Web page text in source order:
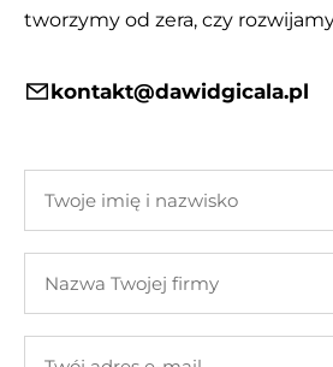
tworzymy od zera, czy
kontakt@dawidgicala.pl
imię
nazwisko
Twojej